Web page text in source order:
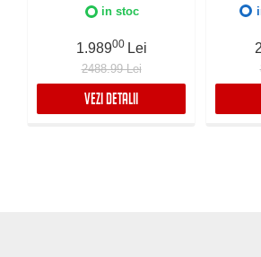
Preaplin Perimetral,
blat
in stoc
1.98900 Lei
2488.99 Lei
VEZI DETALII